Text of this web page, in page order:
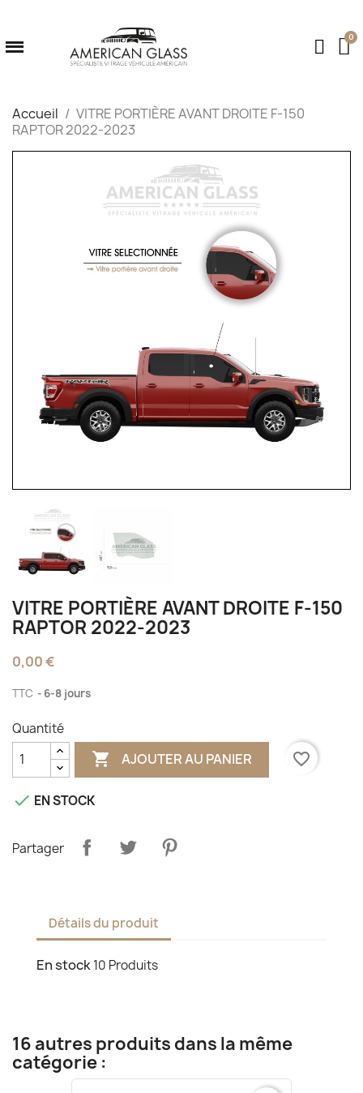
Accueil
VITRE PORTIÈRE AVANT DROITE F-150
RAPTOR 2022-2023
VITRE PORTIÈRE AVANT DROITE F-150
RAPTOR 2022-2023
0,00 €
TTC 6-8 jours
Quantité
 AJOUTER AU PANIER favorite_border
 EN STOCK
Partager
Détails du produit
En stock10 Produits
16 autres produits dans la même
catégorie :